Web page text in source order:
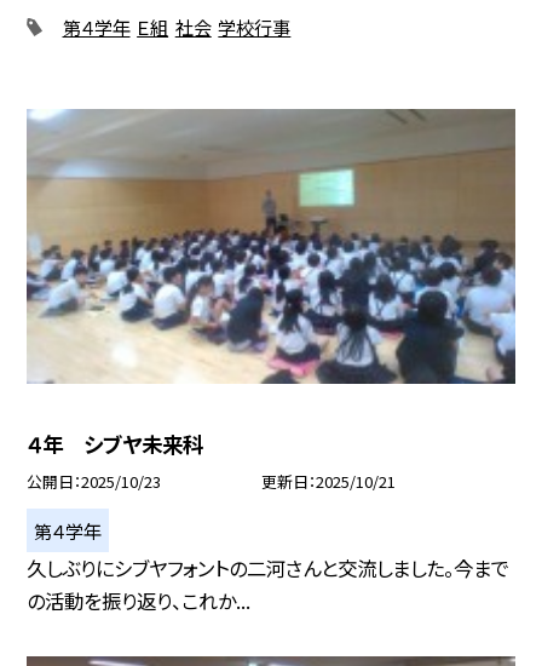
第４学年 Ｅ組 社会 学校行事
４年 シブヤ未来科
公開日 2025/10/23 更新日 2025/10/21
第４学年
久しぶりにシブヤフォントの二河さんと交流しました。今まで
の活動を振り返り、これか...